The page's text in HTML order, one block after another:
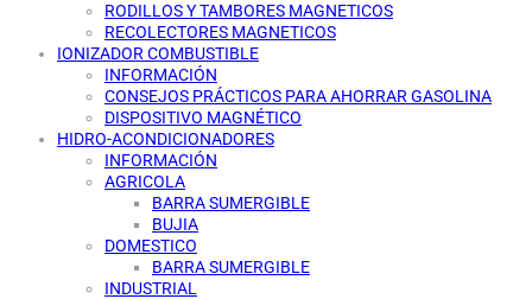
RODILLOS Y TAMBORES MAGNETICOS
RECOLECTORES MAGNETICOS
IONIZADOR COMBUSTIBLE
INFORMACIÓN
CONSEJOS PRÁCTICOS PARA AHORRAR GASOLINA
DISPOSITIVO MAGNÉTICO
HIDRO-ACONDICIONADORES
INFORMACIÓN
AGRICOLA
BARRA SUMERGIBLE
BUJIA
DOMESTICO
BARRA SUMERGIBLE
INDUSTRIAL